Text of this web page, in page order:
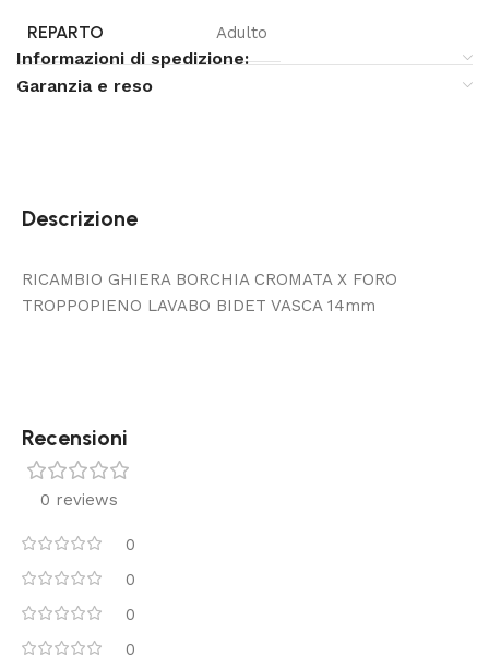
REPARTO Adulto
Informazioni di spedizione:
Garanzia e reso
Descrizione
RICAMBIO GHIERA BORCHIA CROMATA X FORO
TROPPOPIENO LAVABO BIDET VASCA 14mm
Recensioni
0 reviews
0
0
0
0